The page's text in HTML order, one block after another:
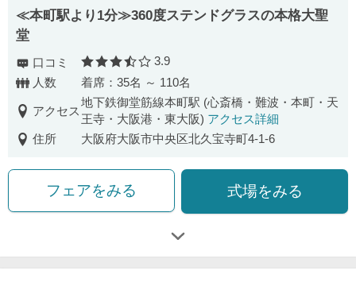
≪本町駅より1分≫360度ステンドグラスの本格大聖
堂
口コミ 口コミ評価
3.9
人数
着席：35名 ～ 110名
アクセス
地下鉄御堂筋線本町駅 (心斎橋・難波・本町・天
王寺・大阪港・東大阪) アクセス詳細
住所
大阪府大阪市中央区北久宝寺町4-1-6
フェアをみる 式場をみる